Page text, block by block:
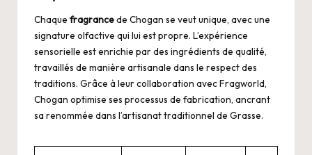
Chaque fragrancede Chogan se veut unique, avec une
signature olfactive qui lui est propre. L’expérience
sensorielle est enrichie par des ingrédients de qualité,
travaillés de manière artisanale dans le respect des
traditions. Grâce à leur collaboration avec Fragworld,
Chogan optimise ses processus de fabrication, ancrant
sa renommée dans l’artisanat traditionnel de Grasse.